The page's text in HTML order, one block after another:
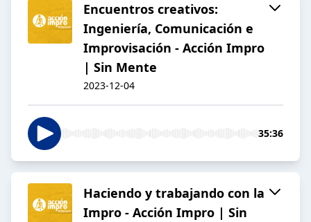
Encuentros creativos:
Ingeniería, Comunicación e
Improvisación - Acción Impro
| Sin Mente
2023-12-04
35:36
Haciendo y trabajando con la
Impro - Acción Impro | Sin